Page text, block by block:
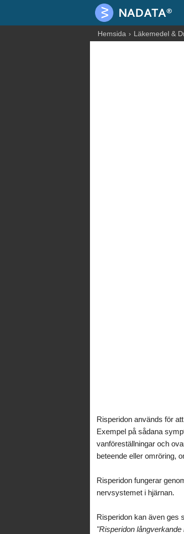
Hemsida Läkemedel &
Risperidon används för
Exempel på sådana
vanföreställningar och
beteende eller omröring,
Risperidon fungerar
nervsystemet i hjärnan.
Risperidon kan även ges
"Risperidon långverkande